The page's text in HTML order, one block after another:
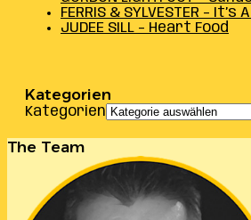
FERRIS & SYLVESTER –
JUDEE SILL – Heart Food
Kategorien
Kategorien
The Team